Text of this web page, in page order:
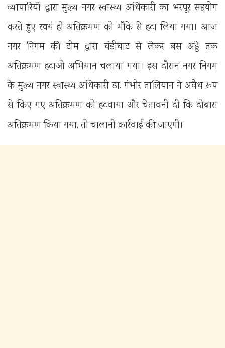
व्यापारियों द्वारा मुख्य नगर स्वास्थ्य अधिकारी का भरपूर सहयोग
करते हुए स्वयं ही अतिक्रमण को मौके से हटा लिया गया। आज
नगर निगम की टीम द्वारा चंडीघाट से लेकर बस अड्डे तक
अतिक्रमण हटाओ अभियान चलाया गया। इस दौरान नगर निगम
के मुख्य नगर स्वास्थ्य अधिकारी डा. गंभीर तालियान ने अवैध रूप
से किए गए अतिक्रमण को हटवाया और चेतावनी दी कि दोबारा
अतिक्रमण किया गया, तो चालानी कार्रवाई की जाएगी।